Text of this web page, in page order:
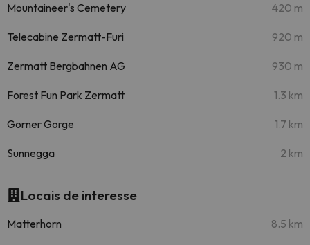
Mountaineer's Cemetery 420 m
Telecabine Zermatt-Furi 920 m
Zermatt Bergbahnen AG 930 m
Forest Fun Park Zermatt 1.3 km
Gorner Gorge 1.7 km
Sunnegga 2 km
Locais de interesse
Matterhorn 8.5 km